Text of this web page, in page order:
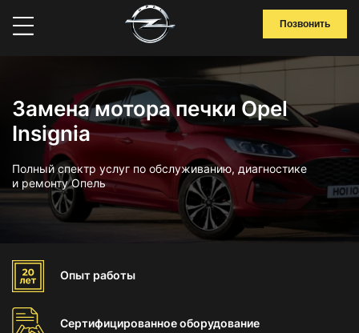
Позвонить
Замена мотора печки Opel
Insignia
Полный спектр услуг по обслуживанию, диагностике
и ремонту Опель
Опыт работы
Сертифицированноеоборудование